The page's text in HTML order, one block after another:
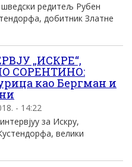
редитељ Рубен
добитник Златне
„ИСКРЕ“,
СОРЕНТИНО:
као Бергман и
- 14:22
за Искру,
велики